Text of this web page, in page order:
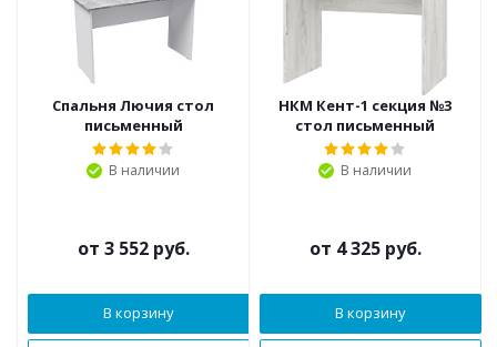
Спальня Лючия стол
письменный
В наличии
от 3 552 руб.
В корзину
НКМ Кент-1 секция №3
стол письменный
В наличии
от 4 325 руб.
В корзину